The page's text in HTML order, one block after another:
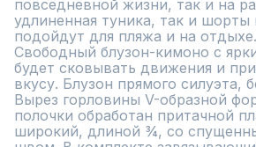
повседневной жизни, так и на
удлиненная туника, так и шорты
подойдут для пляжа и на отдыхе.
Свободный блузон-кимоно с
будет сковывать движения и
вкусу. Блузон прямого силуэта,
Вырез горловины V-образной
полочки обработан притачной
широкий, длиной ¾, со